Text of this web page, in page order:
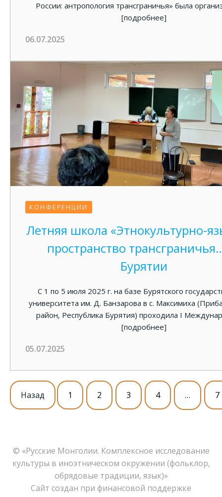
России: антропология трансграничья» была
[подробнее]
06.07.2025
КОНФЕРЕНЦИИ
Летняя школа «Этнокультурно-
пространство
Бурятии
С 1 по 5 июля 2025 г. на базе Бурятского
университета им. Д. Банзарова в с. Максимиха
район, Республика Бурятия) проходила I
[подробнее]
05.07.2025
Назад 1 2 3 4 … 7
© «Русские Монголии. Комплексное исследование
культуры в иноэтническом окружении (фольклор,
обрядовые традиции, язык)»
Сайт создан при финансовой поддержке